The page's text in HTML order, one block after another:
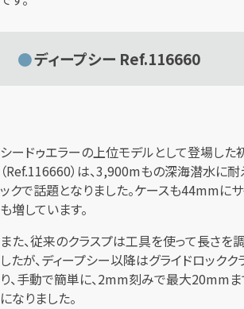
ディープシー Ref.116660
シードゥエラーの上位モデルとして登場した
（Ref.116660）は、3,900mもの深海潜水に
ックで話題となりました。ケースも44mmに
も増しています。
また、従来のクラスプは工具を使って長さを
したが、ディープシー以降はグライドロック
り、手動で簡単に、2mm刻みで最大20mm
になりました。